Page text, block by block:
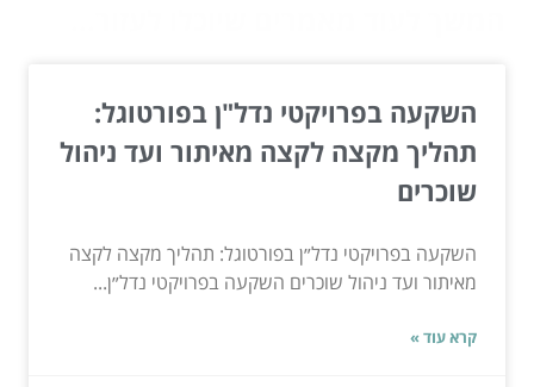
השקעה בפרויקטי נדל"ן בפורטוגל:
תהליך מקצה לקצה מאיתור ועד ניהול
שוכרים
השקעה בפרויקטי נדל״ן בפורטוגל: תהליך מקצה לקצה
מאיתור ועד ניהול שוכרים השקעה בפרויקטי נדל״ן...
קרא עוד »